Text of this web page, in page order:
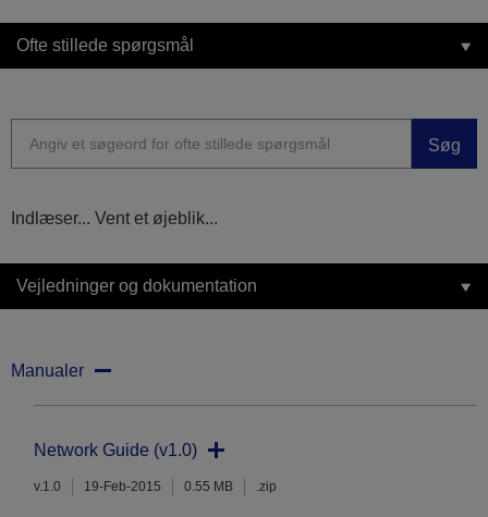
Ofte stillede spørgsmål
Søg
Indlæser... Vent et øjeblik...
Vejledninger og dokumentation
Manualer
Network Guide (v1.0)
v.1.0 19-Feb-2015 0.55 MB .zip